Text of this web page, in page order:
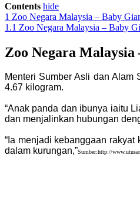
Contents hide
1 Zoo Negara Malaysia – Baby
1.1 Zoo Negara Malaysia – Baby
Zoo Negara Malaysia
Menteri Sumber Asli dan Alam
4.67 kilogram.
“Anak panda dan ibunya iaitu
dan menjalinkan hubungan
“Ia menjadi kebanggaan
dalam kurungan,”Sumber:http://